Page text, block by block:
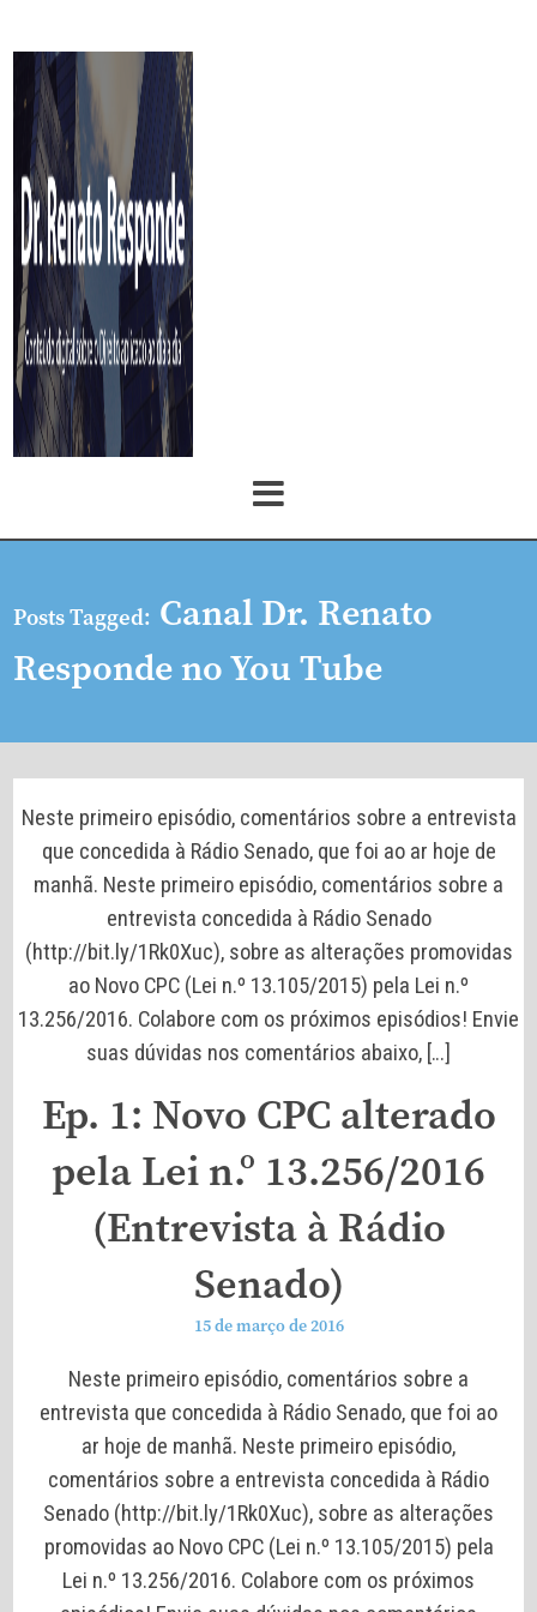
Posts Tagged: Canal Dr. Renato
Responde no You Tube
Neste primeiro episódio, comentários sobre a entrevista
que concedida à Rádio Senado, que foi ao ar hoje de
manhã. Neste primeiro episódio, comentários sobre a
entrevista concedida à Rádio Senado
(http://bit.ly/1Rk0Xuc), sobre as alterações promovidas
ao Novo CPC (Lei n.º 13.105/2015) pela Lei n.º
13.256/2016. Colabore com os próximos episódios! Envie
suas dúvidas nos comentários abaixo, […]
Ep. 1: Novo CPC alterado
pela Lei n.º 13.256/2016
(Entrevista à Rádio
Senado)
15 de março de 2016
Neste primeiro episódio, comentários sobre a
entrevista que concedida à Rádio Senado, que foi ao
ar hoje de manhã. Neste primeiro episódio,
comentários sobre a entrevista concedida à Rádio
Senado (http://bit.ly/1Rk0Xuc), sobre as alterações
promovidas ao Novo CPC (Lei n.º 13.105/2015) pela
Lei n.º 13.256/2016. Colabore com os próximos